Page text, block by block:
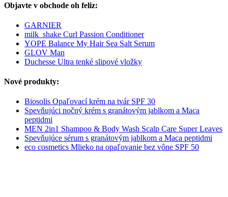
Objavte v obchode oh feliz:
GARNIER
milk_shake Curl Passion Conditioner
YOPE Balance My Hair Sea Salt Serum
GLOV Man
Duchesse Ultra tenké slipové vložky
Nové produkty:
Biosolis Opaľovací krém na tvár SPF 30
Spevňujúci nočný krém s granátovým jablkom a Maca
peptidmi
MEN 2in1 Shampoo & Body Wash Scalp Care Super Leaves
Spevňujúce sérum s granátovým jablkom a Maca peptidmi
eco cosmetics Mlieko na opaľovanie bez vône SPF 50